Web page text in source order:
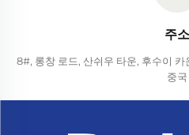
주소
8#, 롱창 로드, 산쉬우 타운, 후수이
중국